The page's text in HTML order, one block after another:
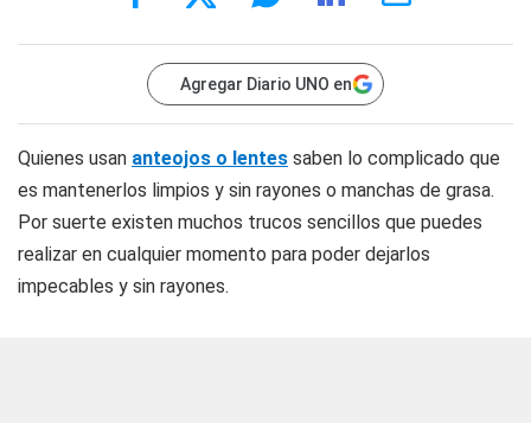
Agregar Diario UNO en
Quienes usan anteojos o lentes saben lo complicado que
es mantenerlos limpios y sin rayones o manchas de grasa.
Por suerte existen muchos trucos sencillos que puedes
realizar en cualquier momento para poder dejarlos
impecables y sin rayones.